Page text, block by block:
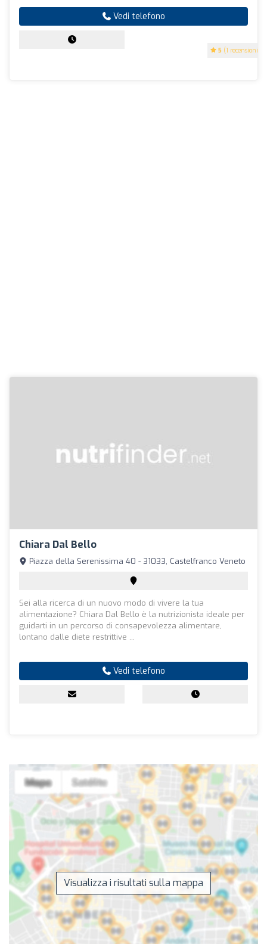
5 (1 recensioni)
Vedi telefono
Chiara Dal Bello
Piazza della Serenissima 40 - 31033, Castelfranco Veneto
Sei alla ricerca di un nuovo modo di vivere la tua
alimentazione? Chiara Dal Bello è la nutrizionista ideale per
guidarti in un percorso di consapevolezza alimentare,
lontano dalle diete restrittive ...
Vedi telefono
Visualizza i risultati sulla mappa